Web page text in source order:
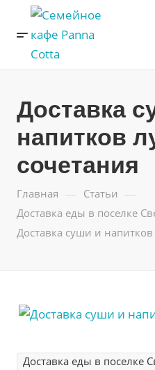
Доставка
напитков
сочетания
Главная — Статьи —
Доставка еды в поселке
Доставка суши и
Доставка еды в поселке